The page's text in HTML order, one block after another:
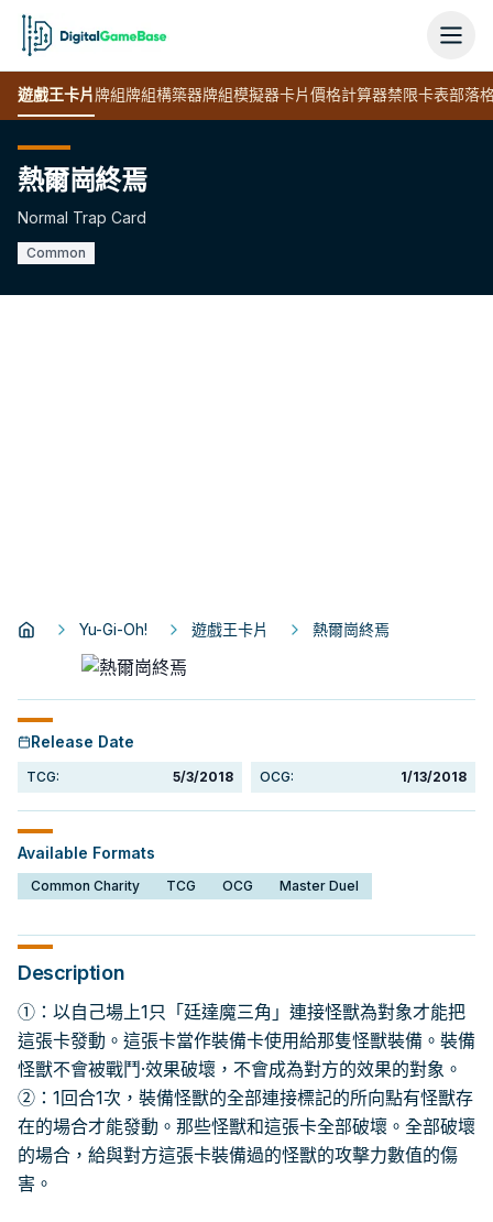
遊戲王卡片牌組牌組構築器牌組模擬器卡片價格計算器禁限卡表部落
熱爾崗終焉
Normal Trap Card
Common
Yu-Gi-Oh! 遊戲王卡片 熱爾崗終焉
Release Date
TCG: 5/3/2018 OCG: 1/13/2018
Available Formats
Common Charity TCG OCG Master Duel
Description
①：以自己場上1只「廷達魔三角」連接怪獸為對象才能把
這張卡發動。這張卡當作裝備卡使用給那隻怪獸裝備。裝備
怪獸不會被戰鬥·效果破壞，不會成為對方的效果的對象。
②：1回合1次，裝備怪獸的全部連接標記的所向點有怪獸存
在的場合才能發動。那些怪獸和這張卡全部破壞。全部破壞
的場合，給與對方這張卡裝備過的怪獸的攻擊力數值的傷
害。